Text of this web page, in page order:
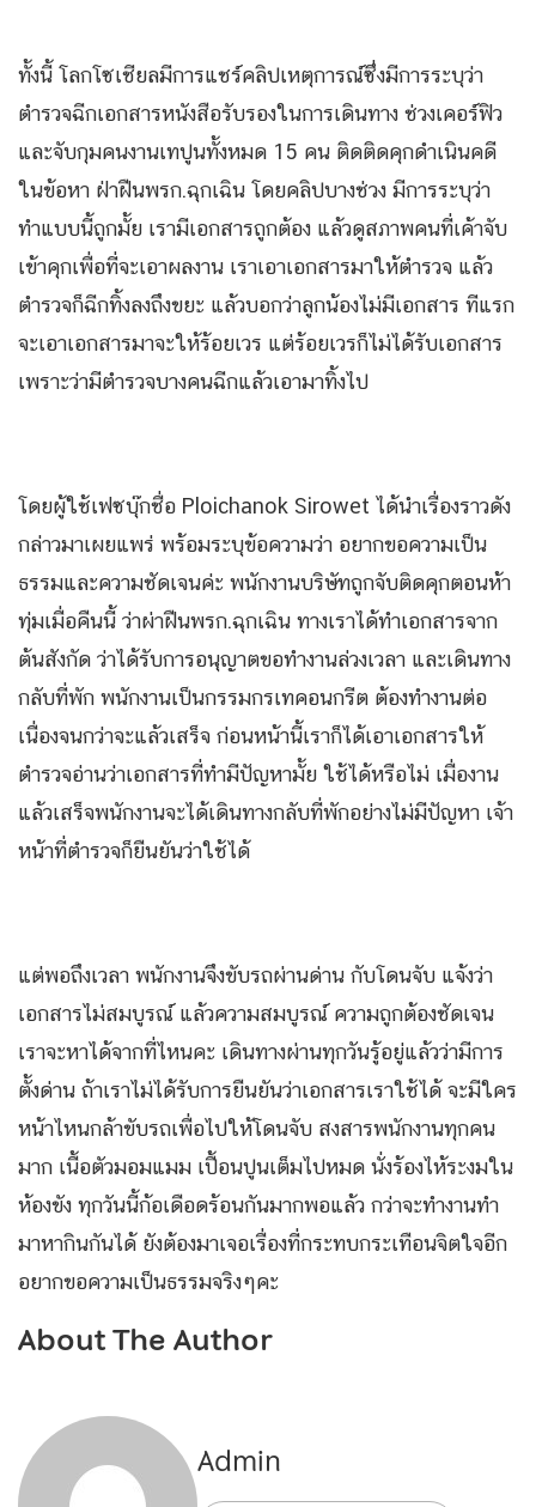
ทั้งนี้ โลกโซเชียลมีการแชร์คลิปเหตุการณ์ซึ่งมีการระบุว่า
ตำรวจฉีกเอกสารหนังสือรับรองในการเดินทาง ช่วงเคอร์ฟิว
และจับกุมคนงานเทปูนทั้งหมด 15 คน ติดติดคุกดำเนินคดี
ในข้อหา ฝ่าฝืนพรก.ฉุกเฉิน โดยคลิปบางช่วง มีการระบุว่า
ทำแบบนี้ถูกมั้ย เรามีเอกสารถูกต้อง แล้วดูสภาพคนที่เค้าจับ
เข้าคุกเพื่อที่จะเอาผลงาน เราเอาเอกสารมาให้ตำรวจ แล้ว
ตำรวจก็ฉีกทิ้งลงถึงขยะ แล้วบอกว่าลูกน้องไม่มีเอกสาร ทีแรก
จะเอาเอกสารมาจะให้ร้อยเวร แต่ร้อยเวรก็ไม่ได้รับเอกสาร
เพราะว่ามีตำรวจบางคนฉีกแล้วเอามาทิ้งไป
โดยผู้ใช้เฟซบุ๊กชื่อ Ploichanok Sirowet ได้นำเรื่องราวดัง
กล่าวมาเผยแพร่ พร้อมระบุข้อความว่า อยากขอความเป็น
ธรรมและความชัดเจนค่ะ พนักงานบริษัทถูกจับติดคุกตอนห้า
ทุ่มเมื่อคืนนี้ ว่าผ่าฝืนพรก.ฉุกเฉิน ทางเราได้ทำเอกสารจาก
ต้นสังกัด ว่าได้รับการอนุญาตขอทำงานล่วงเวลา และเดินทาง
กลับที่พัก พนักงานเป็นกรรมกรเทคอนกรีต ต้องทำงานต่อ
เนื่องจนกว่าจะแล้วเสร็จ ก่อนหน้านี้เราก็ได้เอาเอกสารให้
ตำรวจอ่านว่าเอกสารที่ทำมีปัญหามั้ย ใช้ได้หรือไม่ เมื่องาน
แล้วเสร็จพนักงานจะได้เดินทางกลับที่พักอย่างไม่มีปัญหา เจ้า
หน้าที่ตำรวจก็ยืนยันว่าใช้ได้
แต่พอถึงเวลา พนักงานจึงขับรถผ่านด่าน กับโดนจับ แจ้งว่า
เอกสารไม่สมบูรณ์ แล้วความสมบูรณ์ ความถูกต้องชัดเจน
เราจะหาได้จากที่ไหนคะ เดินทางผ่านทุกวันรู้อยู่แล้วว่ามีการ
ตั้งด่าน ถ้าเราไม่ได้รับการยืนยันว่าเอกสารเราใช้ได้ จะมีใคร
หน้าไหนกล้าขับรถเพื่อไปให้โดนจับ สงสารพนักงานทุกคน
มาก เนื้อตัวมอมแมม เปื้อนปูนเต็มไปหมด นั่งร้องไห้ระงมใน
ห้องขัง ทุกวันนี้ก้อเดือดร้อนกันมากพอแล้ว กว่าจะทำงานทำ
มาหากินกันได้ ยังต้องมาเจอเรื่องที่กระทบกระเทือนจิตใจอีก
อยากขอความเป็นธรรมจริงๆคะ
About The Author
Admin